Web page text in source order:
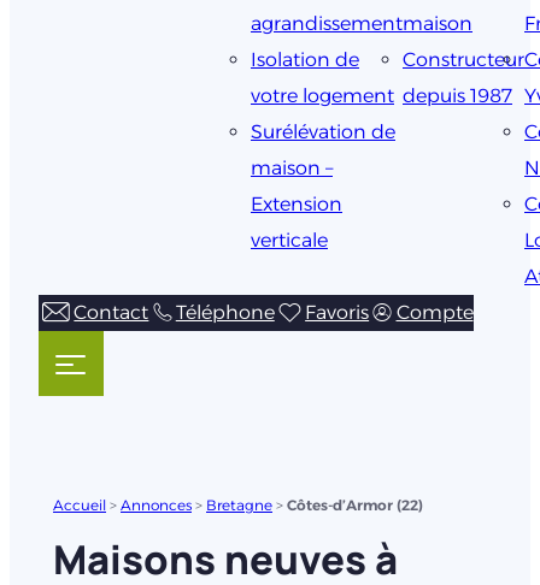
agrandissement
Isolation de
votre logement
Surélévation de
maison –
Extension
verticale
maison
Constructeur
depuis 1987
Contact
Téléphone Favoris Compte
Accueil > Annonces > Bretagne > Côtes-d’Armor (22)
Maisons neuves à